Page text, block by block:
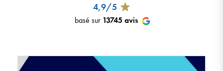
4,9/5
basé sur 13745 avis